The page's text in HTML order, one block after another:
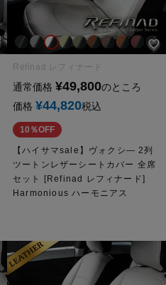
Refinad レフィナード
通常価格 ¥49,800のところ
価格 ¥44,820税込
10％OFF
【ハイサマsale】ヴォクシ― 2列
ツートンレザーシートカバー 全席
セット [Refinad レフィナード]
Harmonious ハーモニアス